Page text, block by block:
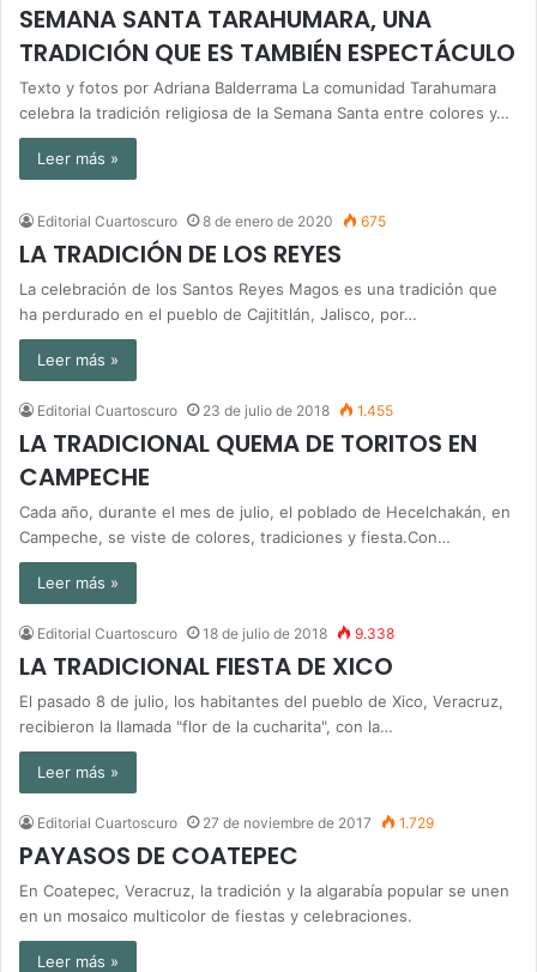
SEMANA SANTA TARAHUMARA, UNA
TRADICIÓN QUE ES TAMBIÉN ESPECTÁCULO
Texto y fotos por Adriana Balderrama La comunidad Tarahumara
celebra la tradición religiosa de la Semana Santa entre colores y…
Leer más »
Editorial Cuartoscuro 8 de enero de 2020 675
LA TRADICIÓN DE LOS REYES
La celebración de los Santos Reyes Magos es una tradición que
ha perdurado en el pueblo de Cajititlán, Jalisco, por…
Leer más »
Editorial Cuartoscuro 23 de julio de 2018 1.455
LA TRADICIONAL QUEMA DE TORITOS EN
CAMPECHE
Cada año, durante el mes de julio, el poblado de Hecelchakán, en
Campeche, se viste de colores, tradiciones y fiesta.Con…
Leer más »
Editorial Cuartoscuro 18 de julio de 2018 9.338
LA TRADICIONAL FIESTA DE XICO
El pasado 8 de julio, los habitantes del pueblo de Xico, Veracruz,
recibieron la llamada "flor de la cucharita", con la…
Leer más »
Editorial Cuartoscuro 27 de noviembre de 2017 1.729
PAYASOS DE COATEPEC
En Coatepec, Veracruz, la tradición y la algarabía popular se unen
en un mosaico multicolor de fiestas y celebraciones.
Leer más »